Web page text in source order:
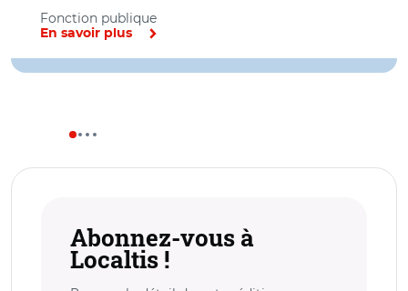
Fonction publique
En savoir plus
Abonnez-vous à
Localtis !